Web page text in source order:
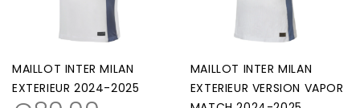
MAILLOT INTER MILAN
EXTERIEUR 2024-2025
MAILLOT INTER MILAN
EXTERIEUR VERSION VAPOR